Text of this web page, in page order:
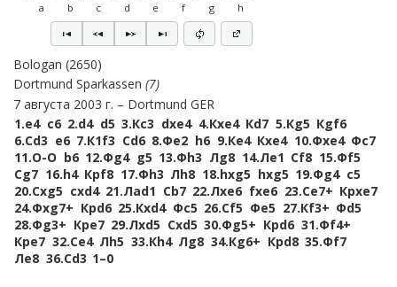
a
b c d e f g h
Bologan 2650
Dortmund Sparkassen 7
7 августа 2003 г.
Dortmund GER
1.e4 c6 2.d4 d5 3.Кc3 dxe4 4.Кxe4 Кd7 5.Кg5 Кgf6
6.Сd3 e6 7.К1f3 Сd6 8.Фe2 h6 9.Кe4 Кxe4 10.Фxe4 Фc7
11.O-O b6 12.Фg4 g5 13.Фh3 Лg8 14.Лe1 Сf8 15.Фf5
Сg7 16.h4 Крf8 17.Фh3 Лh8 18.hxg5 hxg5 19.Фg4 c5
20.Сxg5 cxd4 21.Лad1 Сb7 22.Лxe6 fxe6 23.Сe7+ Крxe7
24.Фxg7+ Крd6 25.Кxd4 Фc5 26.Сf5 Фe5 27.Кf3+ Фd5
28.Фg3+ Крe7 29.Лxd5 Сxd5 30.Фg5+ Крd6 31.Фf4+
Крe7 32.Сe4 Лh5 33.Кh4 Лg8 34.Кg6+ Крd8 35.Фf7
Лe8 36.Сd3 1–0